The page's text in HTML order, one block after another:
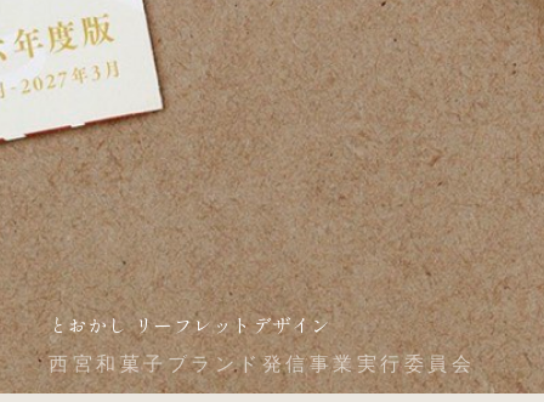
とおかし リーフレットデザイン
西宮和菓子ブランド発信事業実行委員会